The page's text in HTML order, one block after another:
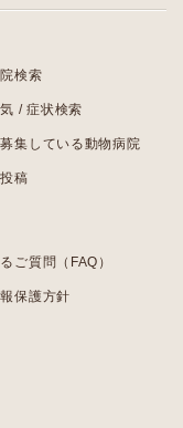
検索
/ 症状検索
集している動物病院
稿
ご質問（FAQ）
保護方針